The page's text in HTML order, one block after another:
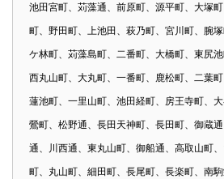
池田宮町、苅藻通、前原町、源平町、大塚
町、野田町、上池田、萩乃町、宮川町、腕
ケ林町、苅藻島町、二番町、大橋町、東尻池
西丸山町、大丸町、一番町、鹿松町、二葉町
蓮池町、一里山町、池田経町、房王寺町、大
鶯町、松野通、長田天神町、長田町、御蔵
通、川西通、東丸山町、御船通、高取山町
町、丸山町、細田町、長尾町、長楽町、南駒